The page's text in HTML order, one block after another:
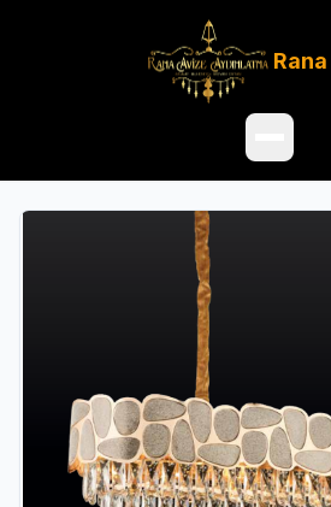
Rana
Ana Sayfa
Referanslar
Satış Noktaları